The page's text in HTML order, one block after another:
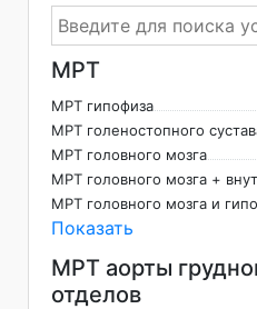
МРТ
МРТ гипофиза
МРТ голеностопного
МРТ головного мозга
МРТ головного мозга +
МРТ головного мозга и
Показать
МРТ аорты
отделов